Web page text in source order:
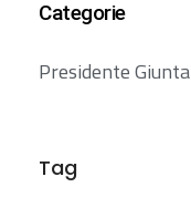
Categorie
Presidente Giunta
Tag